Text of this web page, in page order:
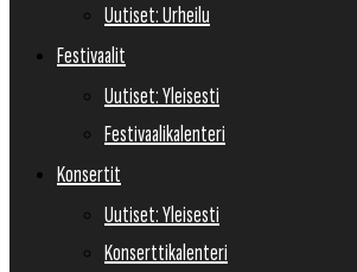
Uutiset: Urheilu
Festivaalit
Uutiset: Yleisesti
Festivaalikalenteri
Konsertit
Uutiset: Yleisesti
Konserttikalenteri